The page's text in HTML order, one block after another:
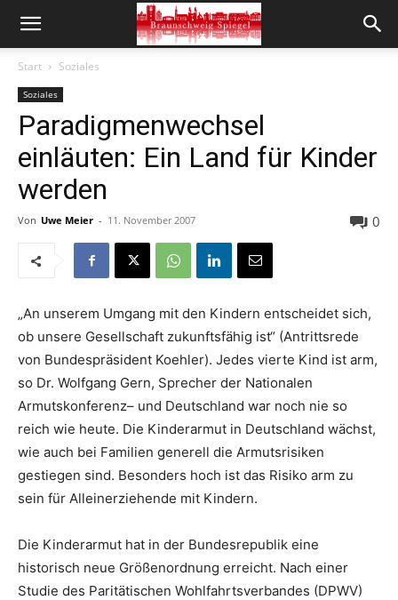
Start Soziales
Soziales
Paradigmenwechsel
einläuten: Ein Land für Kinder
werden
Von Uwe Meier - 11. November 2007 0
„An unserem Umgang mit den Kindern entscheidet sich,
ob unsere Gesellschaft zukunftsfähig ist“ (Antrittsrede
von Bundespräsident Koehler). Jedes vierte Kind ist arm,
so Dr. Wolfgang Gern, Sprecher der Nationalen
Armutskonferenz– und Deutschland war noch nie so
reich wie heute. Die Kinderarmut in Deutschland wächst,
wie auch bei Familien generell die Armutsrisiken
gestiegen sind. Besonders hoch ist das Risiko arm zu
sein für Alleinerziehende mit Kindern.
Die Kinderarmut hat in der Bundesrepublik eine
historisch neue Größenordnung erreicht. Nach einer
Studie des Paritätischen Wohlfahrtsverbandes (DPWV)